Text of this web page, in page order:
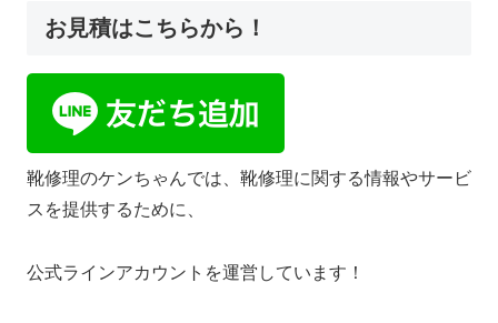
お見積はこちらから！
靴修理のケンちゃんでは、靴修理に関する情報やサービ
スを提供するために、
公式ラインアカウントを運営しています！